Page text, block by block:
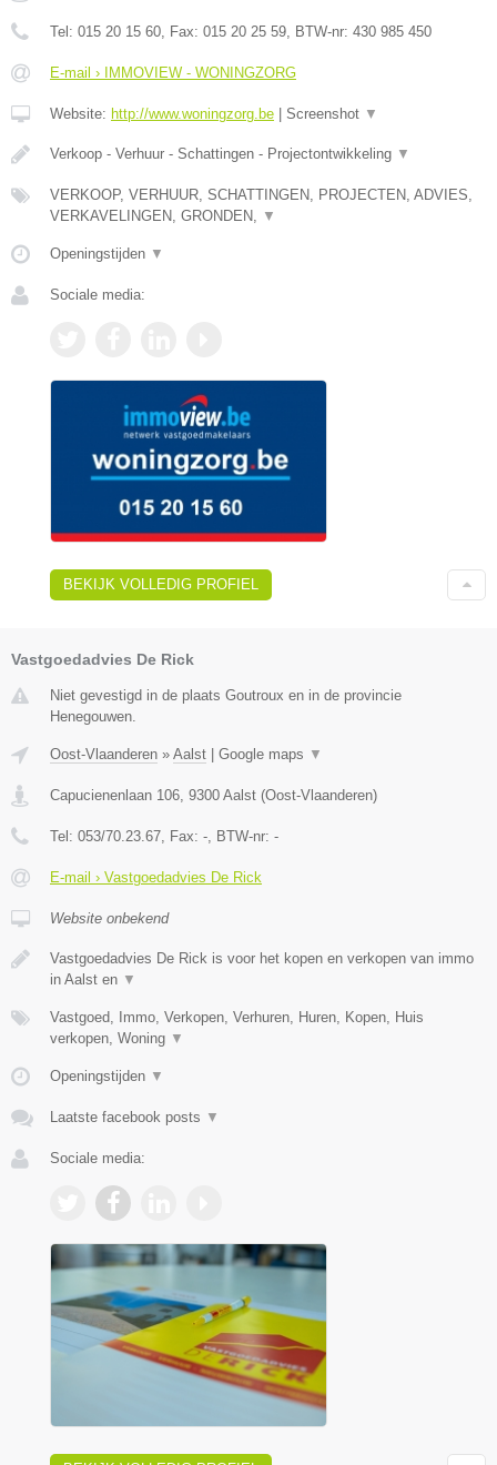
Tel: 015 20 15 60 , Fax: 015 20 25 59 , BTW-nr: 430 985 450
E-mail › IMMOVIEW - WONINGZORG
Website: http://www.woningzorg.be Screenshot ▼
Verkoop - Verhuur - Schattingen - Projectontwikkeling ▼
VERKOOP, VERHUUR, SCHATTINGEN, PROJECTEN, ADVIES,
VERKAVELINGEN, GRONDEN,
▼
Openingstijden ▼
Sociale media:
BEKIJK VOLLEDIG PROFIEL
Vastgoedadvies De Rick
Niet gevestigd in de plaats Goutroux en in de provincie
Henegouwen.
Oost-Vlaanderen » Aalst Google maps ▼
Capucienenlaan 106 9300 Aalst (Oost-Vlaanderen)
Tel: 053/70.23.67 , Fax: - , BTW-nr: -
E-mail › Vastgoedadvies De Rick
Website onbekend
Vastgoedadvies De Rick is voor het kopen en verkopen van immo
in Aalst en ▼
Vastgoed, Immo, Verkopen, Verhuren, Huren, Kopen, Huis
verkopen, Woning ▼
Openingstijden ▼
Laatste facebook posts ▼
Sociale media: